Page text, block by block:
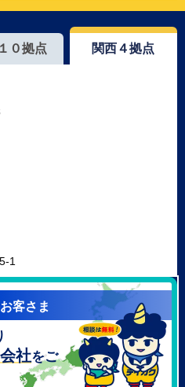
０拠点 関西４拠点
1
客さま
社をご